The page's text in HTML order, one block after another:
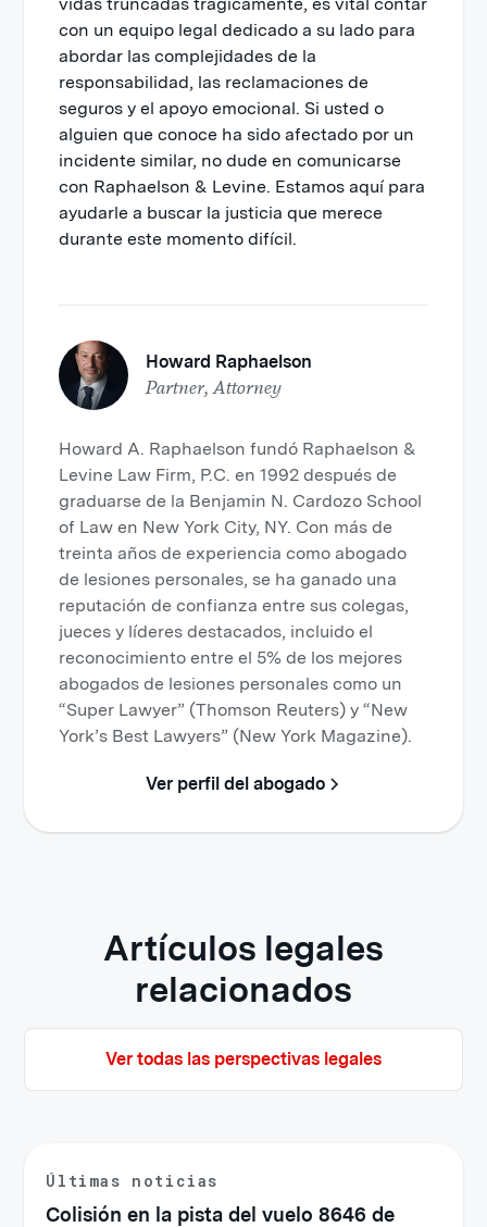
con un equipo legal dedicado a su lado para
abordar las complejidades de la
responsabilidad, las reclamaciones de
seguros y el apoyo emocional. Si usted o
alguien que conoce ha sido afectado por un
incidente similar, no dude en comunicarse
con Raphaelson & Levine. Estamos aquí para
ayudarle a buscar la justicia que merece
durante este momento difícil.
Howard Raphaelson
Partner, Attorney
Howard A. Raphaelson fundó Raphaelson &
Levine Law Firm, P.C. en 1992 después de
graduarse de la Benjamin N. Cardozo School
of Law en New York City, NY. Con más de
treinta años de experiencia como abogado
de lesiones personales, se ha ganado una
reputación de confianza entre sus colegas,
jueces y líderes destacados, incluido el
reconocimiento entre el 5% de los mejores
abogados de lesiones personales como un
“Super Lawyer” (Thomson Reuters) y “New
York’s Best Lawyers” (New York Magazine).
Ver perfil del abogado
Artículos legales
relacionados
Ver todas las perspectivas legales
Últimas noticias
Colisión en la pista del vuelo 8646 de